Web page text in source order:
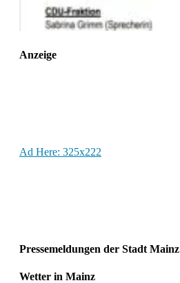
Anzeige
Ad Here: 325x222
Pressemeldungen der Stadt Mainz
Wetter in Mainz